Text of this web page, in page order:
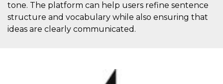
tone. The platform can help users refine sentence
structure and vocabulary while also ensuring that
ideas are clearly communicated.